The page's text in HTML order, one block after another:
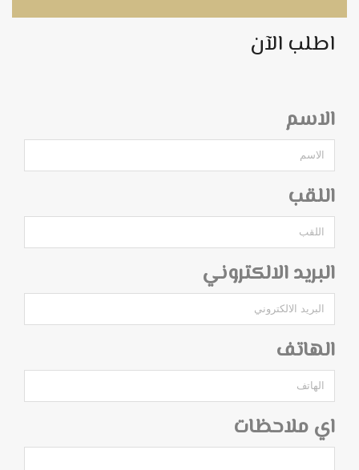
اطلب الآن
الاسم
اللقب
البريد الالكتروني
الهاتف
اي ملاحظات